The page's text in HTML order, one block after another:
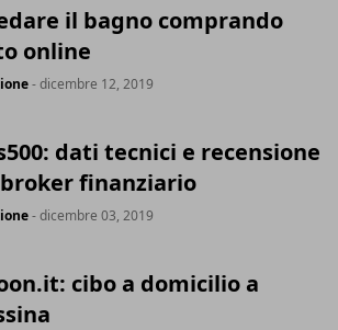
il bagno comprando
online
- dicembre 12, 2019
dati tecnici e recensione
finanziario
- dicembre 03, 2019
cibo a domicilio a